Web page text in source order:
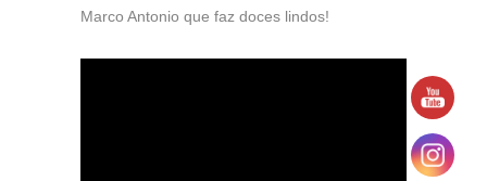
Marco Antonio que faz doces lindos!